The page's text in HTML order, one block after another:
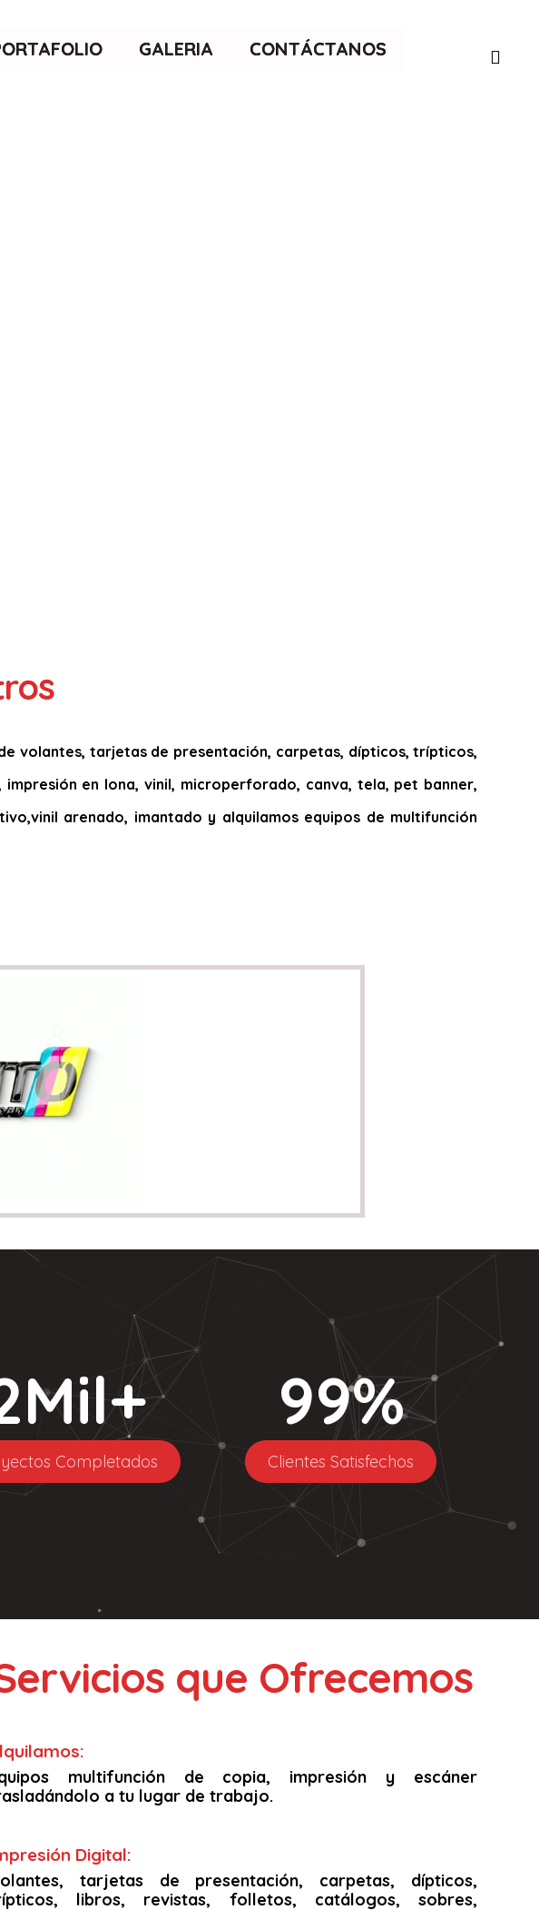
GALERIA CONTÁCTANOS
volantes, tarjetas de presentación, carpetas, dípticos, trípticos,
en lona, vinil, microperforado, canva, tela, pet banner,
arenado, imantado y alquilamos equipos de multifunción
Mil+
Completados
99%
Clientes Satisfechos
que Ofrecemos
multifunción de copia, impresión y escáner
a tu lugar de trabajo.
Digital:
tarjetas de presentación, carpetas, dípticos,
libros, revistas, folletos, catálogos, sobres,